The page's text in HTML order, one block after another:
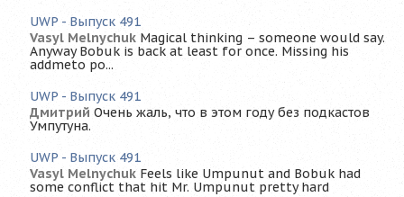
UWP - Выпуск 491
Vasyl Melnychuk Magical thinking – someone would say.
Anyway Bobuk is back at least for once. Missing his
addmeto po...
UWP - Выпуск 491
Дмитрий Очень жаль, что в этом году без подкастов
Умпутуна.
UWP - Выпуск 491
Vasyl Melnychuk Feels like Umpunut and Bobuk had
some conflict that hit Mr. Umpunut pretty hard